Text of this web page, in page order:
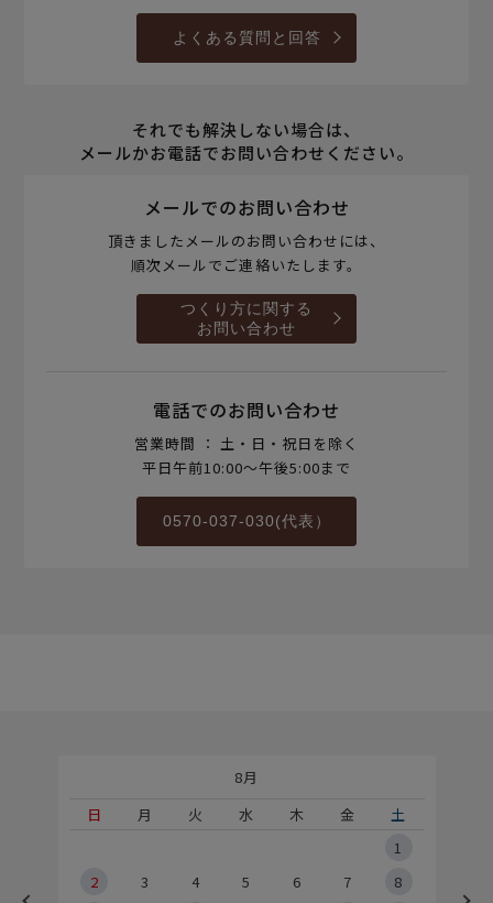
よくある質問と回答
それでも解決しない場合は、
メールかお電話でお問い合わせください。
メールでのお問い合わせ
頂きましたメールのお問い合わせには、
順次メールでご連絡いたします。
つくり方に関する
お問い合わせ
電話でのお問い合わせ
営業時間 ： 土・日・祝日を除く
平日午前10:00～午後5:00まで
0570-037-030(代表）
8月
日
月 火 水 木 金
土
1
2
3 4 5 6 7
8